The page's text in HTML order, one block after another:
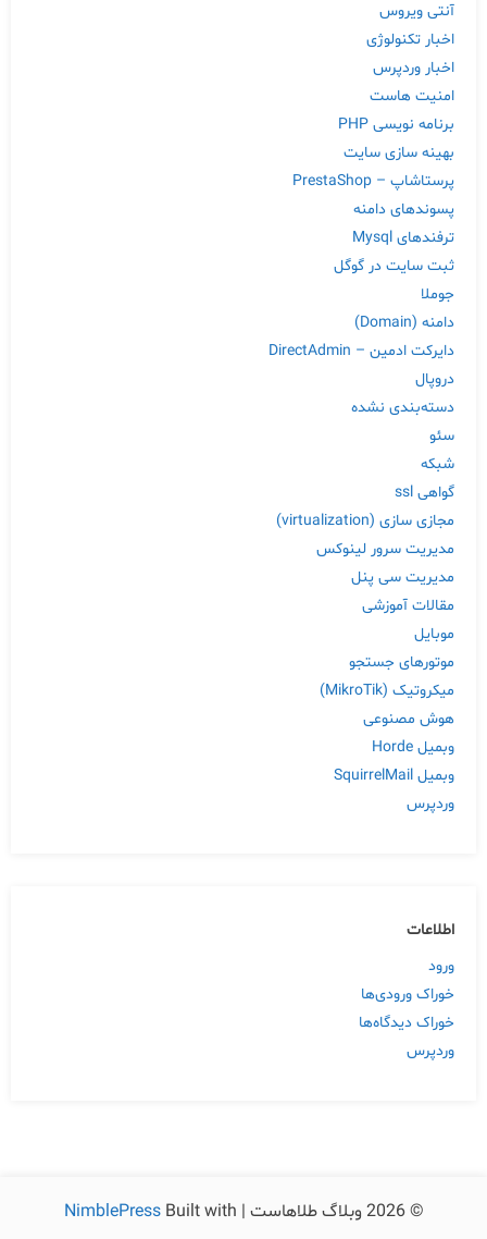
آنتی ویروس
اخبار تکنولوژی
اخبار وردپرس
امنیت هاست
برنامه نویسی PHP
بهینه سازی سایت
پرستاشاپ – PrestaShop
پسوندهای دامنه
ترفندهای Mysql
ثبت سایت در گوگل
جوملا
دامنه (Domain)
دایرکت ادمین – DirectAdmin
دروپال
دسته‌بندی نشده
سئو
شبکه
گواهی ssl
مجازی سازی (virtualization)
مدیریت سرور لینوکس
مدیریت سی پنل
مقالات آموزشی
موبایل
موتورهای جستجو
میکروتیک (MikroTik)
هوش مصنوعی
وبمیل Horde
وبمیل SquirrelMail
وردپرس
اطلاعات
ورود
خوراک ورودی‌ها
خوراک دیدگاه‌ها
وردپرس
© 2026 وبلاگ طلاهاست | Built with NimblePress